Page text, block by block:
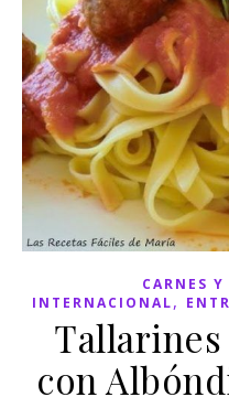
CARNES Y
INTERNACIONAL,
con